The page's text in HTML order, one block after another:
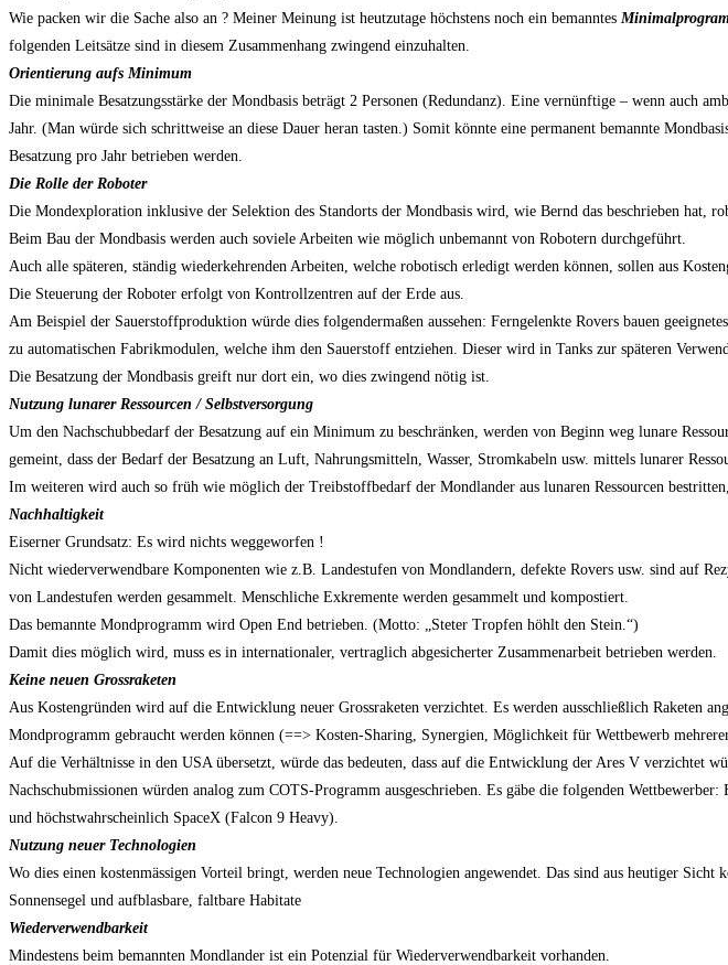
Wie packen wir die Sache also an ? Meiner Meinung ist heutzutage höchstens noch ein bemanntes
folgenden Leitsätze sind in diesem Zusammenhang zwingend einzuhalten.
Orientierung aufs Minimum
Die minimale Besatzungsstärke der Mondbasis beträgt 2 Personen (Redundanz). Eine vernünftige – wenn auch
Jahr. (Man würde sich schrittweise an diese Dauer heran tasten.) Somit könnte eine permanent bemannte
Besatzung pro Jahr betrieben werden.
Die Rolle der Roboter
Die Mondexploration inklusive der Selektion des Standorts der Mondbasis wird, wie Bernd das beschrieben hat,
Beim Bau der Mondbasis werden auch soviele Arbeiten wie möglich unbemannt von Robotern durchgeführt.
Auch alle späteren, ständig wiederkehrenden Arbeiten, welche robotisch erledigt werden können, sollen aus
Die Steuerung der Roboter erfolgt von Kontrollzentren auf der Erde aus.
Am Beispiel der Sauerstoffproduktion würde dies folgendermaßen aussehen: Ferngelenkte Rovers bauen
zu automatischen Fabrikmodulen, welche ihm den Sauerstoff entziehen. Dieser wird in Tanks zur späteren
Die Besatzung der Mondbasis greift nur dort ein, wo dies zwingend nötig ist.
Nutzung lunarer Ressourcen / Selbstversorgung
Um den Nachschubbedarf der Besatzung auf ein Minimum zu beschränken, werden von Beginn weg lunare
gemeint, dass der Bedarf der Besatzung an Luft, Nahrungsmitteln, Wasser, Stromkabeln usw. mittels lunarer
Im weiteren wird auch so früh wie möglich der Treibstoffbedarf der Mondlander aus lunaren Ressourcen
Nachhaltigkeit
Eiserner Grundsatz: Es wird nichts weggeworfen !
Nicht wiederverwendbare Komponenten wie z.B. Landestufen von Mondlandern, defekte Rovers usw. sind auf
von Landestufen werden gesammelt. Menschliche Exkremente werden gesammelt und kompostiert.
Das bemannte Mondprogramm wird Open End betrieben. (Motto: „Steter Tropfen höhlt den Stein.“)
Damit dies möglich wird, muss es in internationaler, vertraglich abgesicherter Zusammenarbeit betrieben werden.
Keine neuen Grossraketen
Aus Kostengründen wird auf die Entwicklung neuer Grossraketen verzichtet. Es werden ausschließlich Raketen
Mondprogramm gebraucht werden können (==> Kosten-Sharing, Synergien, Möglichkeit für Wettbewerb
Auf die Verhältnisse in den USA übersetzt, würde das bedeuten, dass auf die Entwicklung der Ares V verzichtet
Nachschubmissionen würden analog zum COTS-Programm ausgeschrieben. Es gäbe die folgenden
und höchstwahrscheinlich SpaceX (Falcon 9 Heavy).
Nutzung neuer Technologien
Wo dies einen kostenmässigen Vorteil bringt, werden neue Technologien angewendet. Das sind aus heutiger
Sonnensegel und aufblasbare, faltbare Habitate
Wiederverwendbarkeit
Mindestens beim bemannten Mondlander ist ein Potenzial für Wiederverwendbarkeit vorhanden.